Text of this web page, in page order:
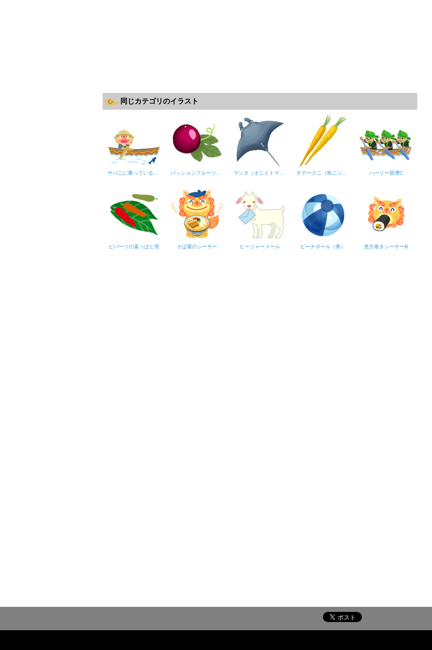
同じカテゴリのイラスト
ハーリー競漕C
ピパーツの葉っぱと実 そば屋のシーサー ヒージャーメール ビーチボール（青） 恵方巻きシーサーB